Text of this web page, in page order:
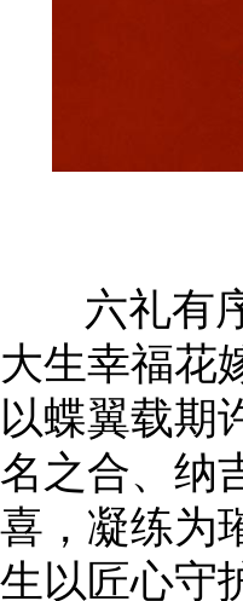
六礼有序
大生幸福花
以蝶翼载期
名之合、纳
喜，凝练为
生以匠心守